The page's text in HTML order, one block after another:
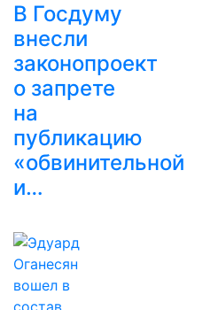
В Госдуму
внесли
законопроект
о запрете
на
публикацию
«обвинительной
и…